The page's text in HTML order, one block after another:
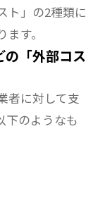
ト」の2種類に
す。
の「外部コス
者に対して支
下のようなも